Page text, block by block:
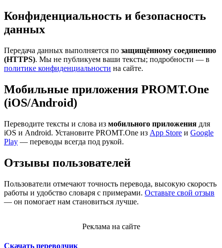
Конфиденциальность и безопасность
данных
Передача данных выполняется по защищённому соединению
(HTTPS). Мы не публикуем ваши тексты; подробности — в
политике конфиденциальности на сайте.
Мобильные приложения PROMT.One
(iOS/Android)
Переводите тексты и слова из мобильного приложения для
iOS и Android. Установите PROMT.One из App Store и Google
Play — переводы всегда под рукой.
Отзывы пользователей
Пользователи отмечают точность перевода, высокую скорость
работы и удобство словаря с примерами. Оставьте свой отзыв
— он помогает нам становиться лучше.
Реклама на сайте
Скачать переводчик